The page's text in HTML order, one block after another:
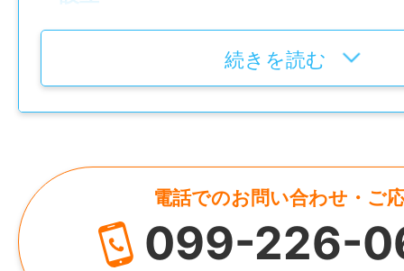
鹿児島市立図書館に併設されたカフェ。
支援員と一緒に作業を進めるため、
未経験の方や久しぶりのお仕事復帰の方も
2010年10月1日
代表者
宮之原 明子
資本金
続きを読む
電話でのお問い合わせ・ご
099-226-